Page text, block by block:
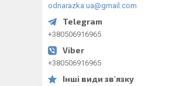
odnarazka.ua@gmail.com
+380506916965
+380506916965